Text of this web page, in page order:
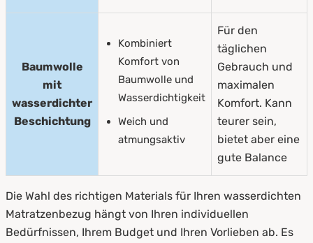
Baumwolle
mit
wasserdichter
Beschichtung
Kombiniert
Komfort von
Baumwolle und
Wasserdichtigkeit
Weich und
atmungsaktiv
Für den
täglichen
Gebrauch und
maximalen
Komfort. Kann
teurer sein,
bietet aber eine
gute Balance
Die Wahl des richtigen Materials für Ihren wasserdichten
Matratzenbezug hängt von Ihren individuellen
Bedürfnissen, Ihrem Budget und Ihren Vorlieben ab. Es